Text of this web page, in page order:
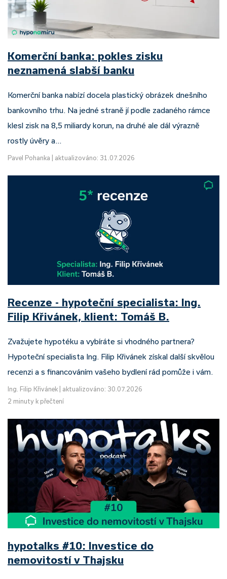
Komerční banka: pokles zisku
neznamená slabší banku
Komerční banka nabízí docela plastický obrázek dnešního
bankovního trhu. Na jedné straně jí podle zadaného rámce
klesl zisk na 8,5 miliardy korun, na druhé ale dál výrazně
rostly úvěry a…
Pavel Pohanka aktualizováno: 31.07.2026
Recenze - hypoteční specialista: Ing.
Filip Křivánek, klient: Tomáš B.
Zvažujete hypotéku a vybíráte si vhodného partnera?
Hypoteční specialista Ing. Filip Křivánek získal další skvělou
recenzi a s financováním vašeho bydlení rád pomůže i vám.
Ing. Filip Křivánek
aktualizováno: 30.07.2026
2 minuty k přečtení
hypotalks #10: Investice do
nemovitostí v Thajsku